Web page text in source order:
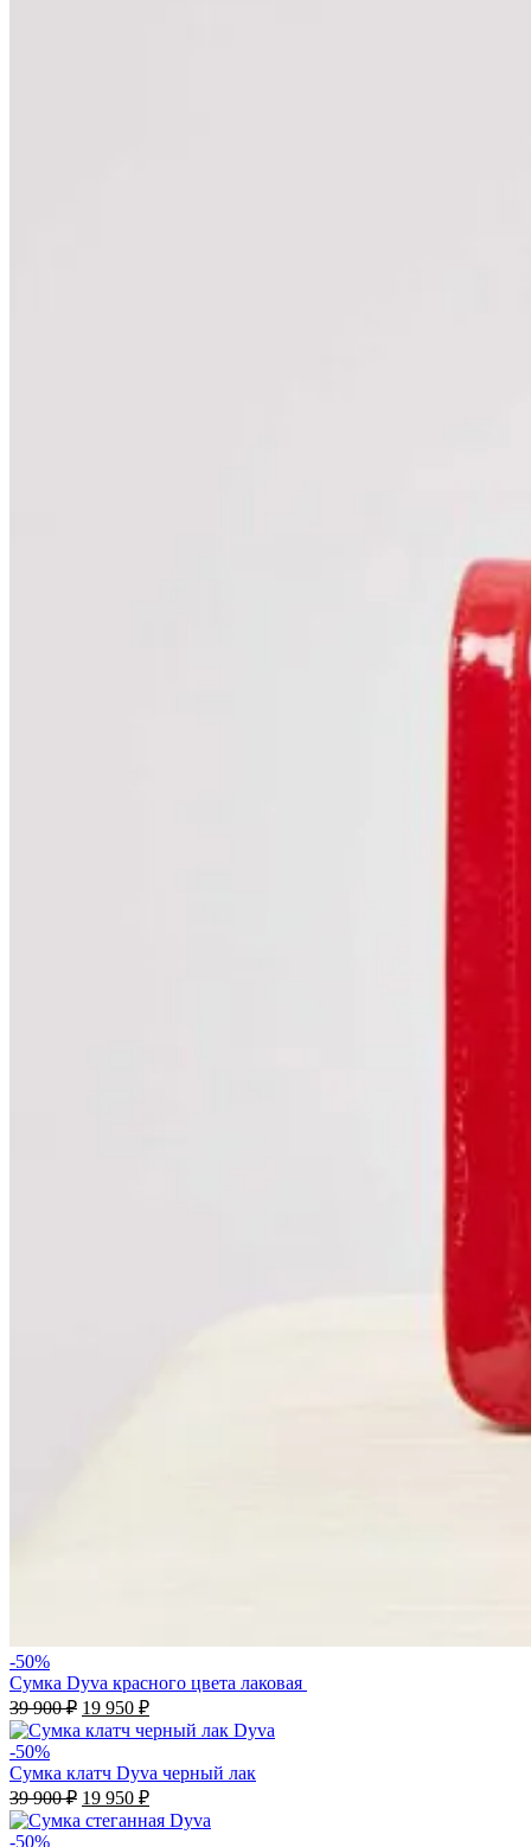
-50%
Сумка Dyva красного цвета лаковая
39 900₽ Первоначальная
цена
составляла
39
900 ₽.
19 950 ₽Текущая
цена:
19
950 ₽.
-50%
Сумка клатч Dyva черный лак
39 900₽ Первоначальная
цена
составляла
19 950 ₽Текущая
цена:
19
-50%